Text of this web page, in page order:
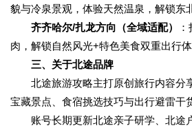
貌与冷泉景观，体验天然温泉，解锁东
齐齐哈尔/扎龙方向（全域适配）
肉，解锁自然风光+特色美食双重出行体
三、关于北途品牌
北途旅游攻略主打原创旅行内容分享
宝藏景点、食宿挑选技巧与出行避雷干
账号长期更新北途亲子研学、北途户